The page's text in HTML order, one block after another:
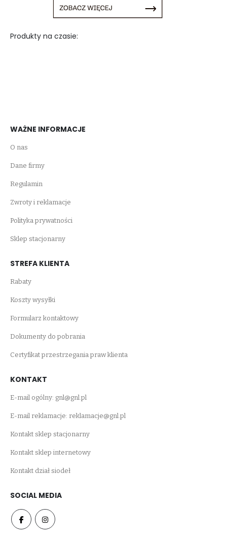
Produkty na czasie:
WAŻNE INFORMACJE
O nas
Dane firmy
Regulamin
Zwroty i reklamacje
Polityka prywatności
Sklep stacjonarny
STREFA KLIENTA
Rabaty
Koszty wysyłki
Formularz kontaktowy
Dokumenty do pobrania
Certyfikat przestrzegania praw klienta
KONTAKT
E-mail ogólny: gnl@gnl.pl
E-mail reklamacje: reklamacje@gnl.pl
Kontakt sklep stacjonarny
Kontakt sklep internetowy
Kontakt dział siodeł
SOCIAL MEDIA